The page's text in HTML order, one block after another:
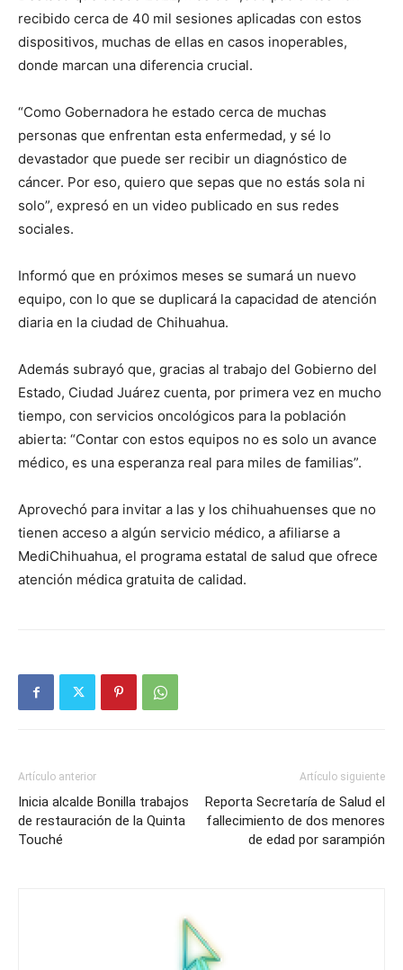
recibido cerca de 40 mil sesiones aplicadas con estos
dispositivos, muchas de ellas en casos inoperables,
donde marcan una diferencia crucial.
“Como Gobernadora he estado cerca de muchas
personas que enfrentan esta enfermedad, y sé lo
devastador que puede ser recibir un diagnóstico de
cáncer. Por eso, quiero que sepas que no estás sola ni
solo”, expresó en un video publicado en sus redes
sociales.
Informó que en próximos meses se sumará un nuevo
equipo, con lo que se duplicará la capacidad de atención
diaria en la ciudad de Chihuahua.
Además subrayó que, gracias al trabajo del Gobierno del
Estado, Ciudad Juárez cuenta, por primera vez en mucho
tiempo, con servicios oncológicos para la población
abierta: “Contar con estos equipos no es solo un avance
médico, es una esperanza real para miles de familias”.
Aprovechó para invitar a las y los chihuahuenses que no
tienen acceso a algún servicio médico, a afiliarse a
MediChihuahua, el programa estatal de salud que ofrece
atención médica gratuita de calidad.
Artículo anterior
Inicia alcalde Bonilla trabajos
de restauración de la Quinta
Touché
Artículo siguiente
Reporta Secretaría de Salud el
fallecimiento de dos menores
de edad por sarampión